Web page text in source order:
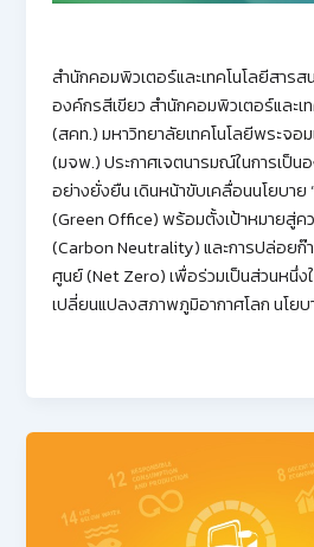
สำนักคอมพิวเตอร์และเทคโนโลยีสาร
องค์กรสีเขียว สำนักคอมพิวเตอร์และเ
(สคท.) มหาวิทยาลัยเทคโนโลยีพระจอ
(มจพ.) ประกาศเจตนารมณ์ในการเป็น
อย่างยั่งยืน เดินหน้าขับเคลื่อนนโยบาย
(Green Office) พร้อมตั้งเป้าหมายสู่ค
(Carbon Neutrality) และการปล่อยก๊
ศูนย์ (Net Zero) เพื่อร่วมเป็นส่วนหนึ่ง
เปลี่ยนแปลงสภาพภูมิอากาศโลก นโยบ